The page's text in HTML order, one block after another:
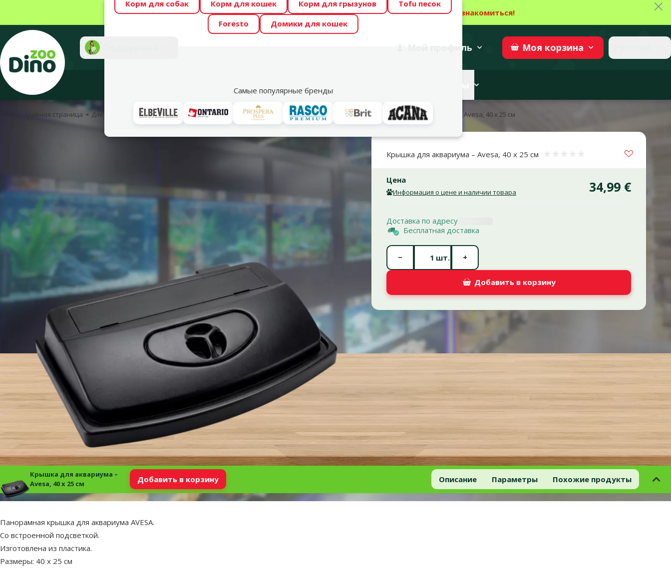
Весь месяц Dino Zoo предлагает отличные цены на ТОП-овые корма! 🍖 → Ознакомиться!
Фотоконкурс “GADA ŪSAIŅI”! Возможно Твой питомец станет звездой 2027 Участвовать
профиль Моя корзина
Корм для собак Корм для кошек Корм для грызунов
Tofu песок
Foresto
Домики для кошек
Самые популярные бренды
Акции
Главная страница Для рыбок Аквариумное оборудование и запасные части Освещение для аквариума Vāki ar apgaismojumu Avesa, 40 x 25 см
Крышка для аквариума – Avesa, 40 x 25 см
Цена
Информация о цене и наличии товара 34,99 €
Доставка по адресу
Бесплатная доставка
шт.
− +
Добавить в корзину
Крышка для аквариума –
Avesa, 40 x 25 см
Добавить в корзину Описание Параметры Похожие продукты
superzoo.product.detail.content
Панорамная крышка для аквариума AVESA.
Cо встроенной подсветкой.
Изготовлена из пластика.
Размеры: 40 x 25 cм